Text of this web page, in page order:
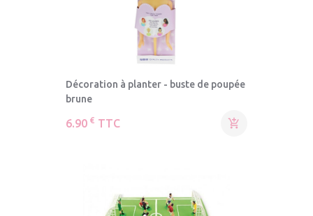
Décoration à planter - buste de poupée
brune
6.90 € TTC 